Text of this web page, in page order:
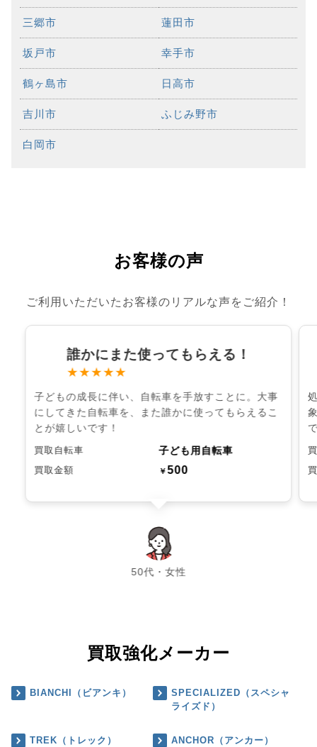
三郷市 蓮田市
坂戸市 幸手市
鶴ヶ島市 日高市
吉川市 ふじみ野市
白岡市
お客様の声
ご利用いただいたお客様のリアルな声をご紹介！
誰かにまた使ってもらえる！
★★★★★
子どもの成長に伴い、自転車を手放すことに。大事
にしてきた自転車を、また誰かに使ってもらえるこ
とが嬉しいです！
買取自転車 子ども用自転車
買取金額 ￥500
50代・女性
chevron_left chevron_right
買取強化メーカー
BIANCHI（ビアンキ）
SPECIALIZED（スペシャ
ライズド）
TREK（トレック） ANCHOR（アンカー）